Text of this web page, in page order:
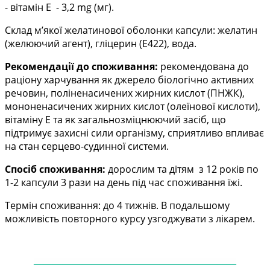
- вітамін Е - 3,2 mg (мг).
Склад м’якої желатинової оболонки капсули: желатин
(желюючий агент), гліцерин (Е422), вода.
Рекомендації до споживання: рекомендована до
раціону харчування як джерело біологічно активних
речовин, поліненасичених жирних кислот (ПНЖК),
мононенасичених жирних кислот (олеїнової кислоти),
вітаміну Е та як загальнозміцнюючий засіб, що
підтримує захисні сили організму, сприятливо впливає
на стан серцево-судинної системи.
Спосіб споживання: дорослим та дітям з 12 років по
1-2 капсули 3 рази на день під час споживання їжі.
Термін споживання: до 4 тижнів. В подальшому
можливість повторного курсу узгоджувати з лікарем.
—————————————————————